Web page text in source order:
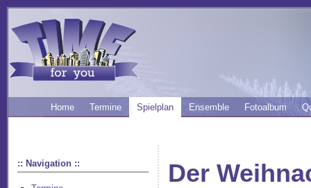
Home Termine Spielplan Ensemble Fotoalbum
:: Navigation :: Der